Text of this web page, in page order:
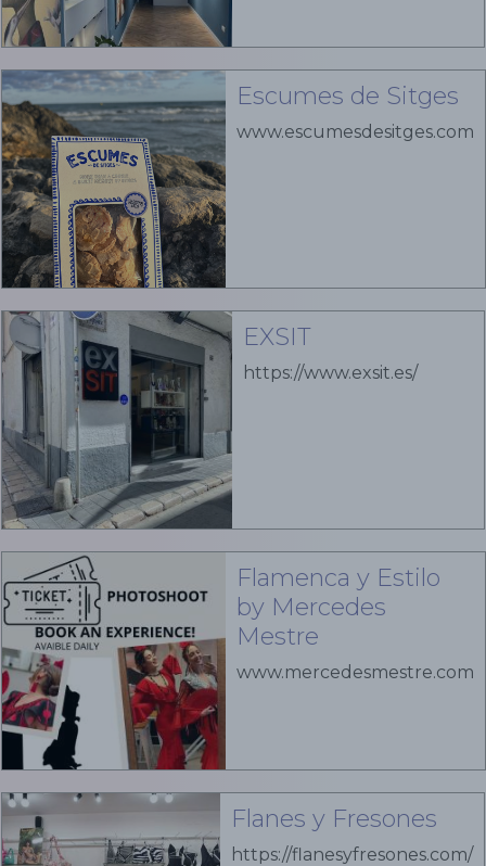
Escumes de Sitges
www.escumesdesitges.com
EXSIT
https://www.exsit.es/
Flamenca y Estilo
by Mercedes
Mestre
www.mercedesmestre.com
Flanes y Fresones
https://flanesyfresones.com/